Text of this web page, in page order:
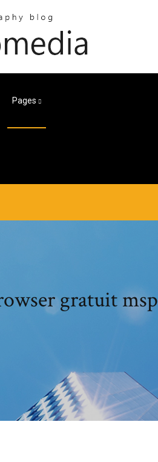
Pages
gratuit msp